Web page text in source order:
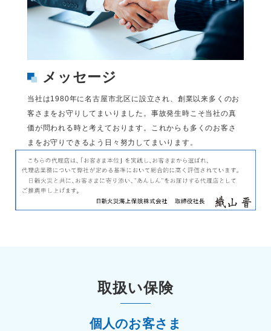
メッセージ
当社は1980年に名古屋市北区に設立され、創業以来多くのお
客さまをお守りしてまいりました。事故発生時こそ当社の真
価が問われる時と考えております。これからも多くのお客さ
まをお守りできるよう日々努力してまいります。
取扱い保険
個人のお客さま